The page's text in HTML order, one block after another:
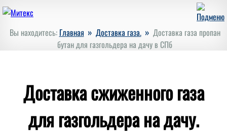
Вы находитесь: Главная » Доставка газа. » Доставка газа пропан
бутан для газгольдера на дачу в СПб
Доставка сжиженного газа
для газгольдера на дачу.